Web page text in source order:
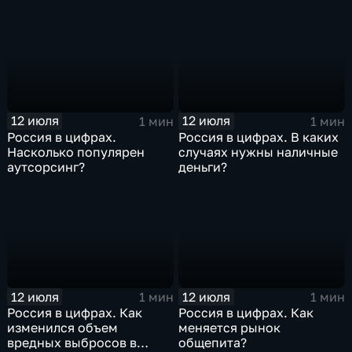
12 июля
1 мин
Россия в цифрах.
Насколько популярен
аутсорсинг?
12 июля
1 мин
Россия в цифрах. В каких
случаях нужны наличные
деньги?
12 июля
1 мин
Россия в цифрах. Как
изменился объем
вредных выбросов в
12 июля
1 мин
Россия в цифрах. Как
меняется рынок
общепита?